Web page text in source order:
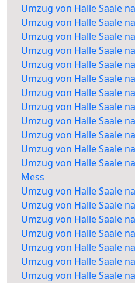
Umzug von Halle Saale
Umzug von Halle Saale
Umzug von Halle Saale
Umzug von Halle Saale
Umzug von Halle Saale
Umzug von Halle Saale
Umzug von Halle Saale
Umzug von Halle Saale
Umzug von Halle Saale
Umzug von Halle Saale
Umzug von Halle Saale
Umzug von Halle Saale
Mess
Umzug von Halle Saale
Umzug von Halle Saale
Umzug von Halle Saale
Umzug von Halle Saale
Umzug von Halle Saale
Umzug von Halle Saale
Umzug von Halle Saale